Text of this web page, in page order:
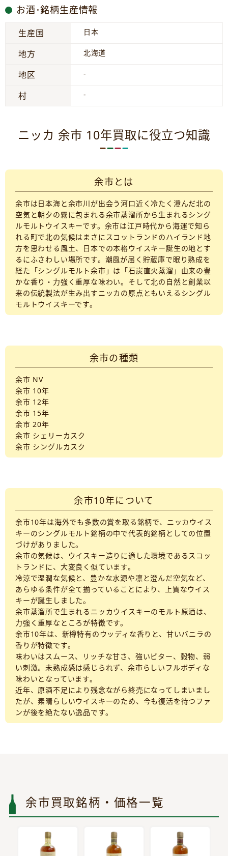
お酒･銘柄生産情報
生産国 日本
地方 北海道
地区 -
村 -
ニッカ 余市 10年買取に役立つ知識
余市とは
余市は日本海と余市川が出会う河口近く冷たく澄んだ北の
空気と朝夕の霧に包まれる余市蒸溜所から生まれるシング
ルモルトウイスキーです。余市は江戸時代から海運で知ら
れる町で北の気候はまさにスコットランドのハイランド地
方を思わせる風土、日本での本格ウイスキー誕生の地とす
るにふさわしい場所です。潮風が届く貯蔵庫で眠り熟成を
経た「シングルモルト余市」は「石炭直火蒸溜」由来の豊
かな香り・力強く重厚な味わい。そして北の自然と創業以
来の伝統製法が生み出すニッカの原点ともいえるシングル
モルトウイスキーです。
余市の種類
余市 NV
余市 10年
余市 12年
余市 15年
余市 20年
余市 シェリーカスク
余市 シングルカスク
余市10年について
余市10年は海外でも多数の賞を取る銘柄で、ニッカウイス
キーのシングルモルト銘柄の中で代表的銘柄としての位置
づけがありました。
余市の気候は、ウイスキー造りに適した環境であるスコッ
トランドに、大変良く似ています。
冷涼で湿潤な気候と、豊かな水源や凛と澄んだ空気など、
あらゆる条件が全て揃っていることにより、上質なウイス
キーが誕生しました。
余市蒸溜所で生まれるニッカウイスキーのモルト原酒は、
力強く重厚なところが特徴です。
余市10年は、新樽特有のウッディな香りと、甘いバニラの
香りが特徴です。
味わいはスムース、リッチな甘さ、強いビター、穀物、弱
い刺激。未熟成感は感じられず、余市らしいフルボディな
味わいとなっています。
近年、原酒不足により残念ながら終売になってしまいまし
たが、素晴らしいウイスキーのため、今も復活を待つファ
ンが後を絶たない逸品です。
余市買取銘柄・価格一覧